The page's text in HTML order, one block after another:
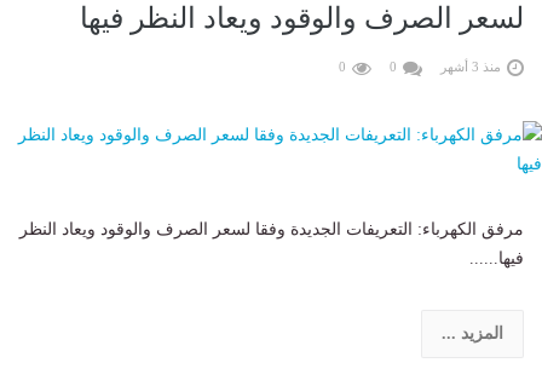
لسعر الصرف والوقود ويعاد النظر فيها
منذ 3 أشهر 0
0
مرفق الكهرباء: التعريفات الجديدة وفقا لسعر الصرف والوقود ويعاد النظر
فيها......
المزيد ...